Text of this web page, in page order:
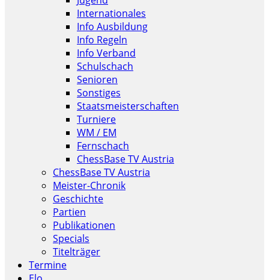
Internationales
Info Ausbildung
Info Regeln
Info Verband
Schulschach
Senioren
Sonstiges
Staatsmeisterschaften
Turniere
WM / EM
Fernschach
ChessBase TV Austria
ChessBase TV Austria
Meister-Chronik
Geschichte
Partien
Publikationen
Specials
Titelträger
Termine